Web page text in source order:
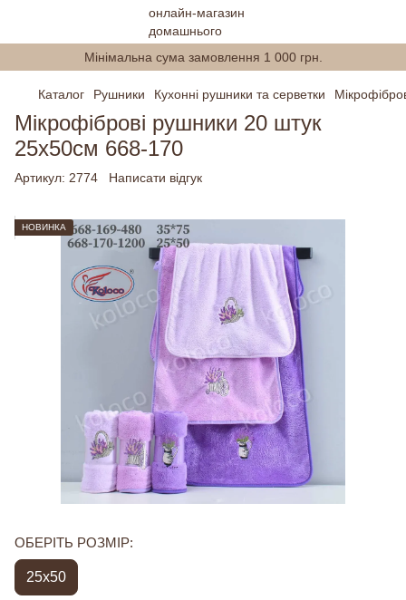
Мінімальна сума замовлення 1 000 грн.
Каталог Рушники Кухонні рушники та серветки
Мікрофіброві рушники 20 штук
25х50см 668-170
Артикул: 2774 Написати відгук
НОВИНКА
ОБЕРІТЬ РОЗМІР:
25x50